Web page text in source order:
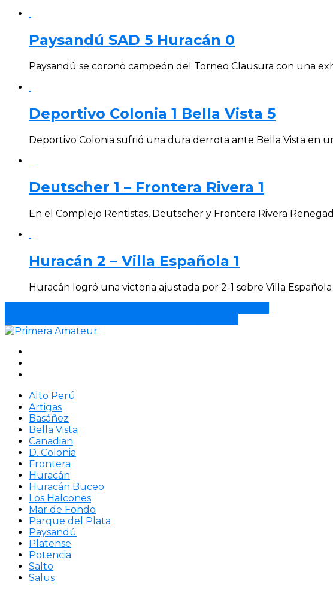
Paysandú SAD 5 Huracán 0
Paysandú se coronó campeón del Torneo Clausura con una
Deportivo Colonia 1 Bella Vista 5
Deportivo Colonia sufrió una dura derrota ante Bella Vista en
Deutscher 1 – Frontera Rivera 1
En el Complejo Rentistas, Deutscher y Frontera Rivera
Huracán 2 – Villa Española 1
Huracán logró una victoria ajustada por 2-1 sobre Villa
Alto Perú
Artigas
Basáñez
Bella Vista
Canadian
D. Colonia
Frontera
Huracán
Huracán Buceo
Los Halcones
Mar de Fondo
Parque del Plata
Paysandú
Platense
Potencia
Salto
Salus